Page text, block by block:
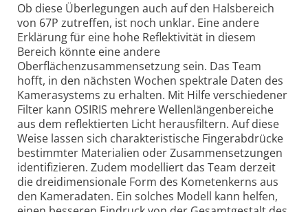
Ob diese Überlegungen auch auf den Halsbereich
von 67P zutreffen, ist noch unklar. Eine andere
Erklärung für eine hohe Reflektivität in diesem
Bereich könnte eine andere
Oberflächenzusammensetzung sein. Das Team
hofft, in den nächsten Wochen spektrale Daten des
Kamerasystems zu erhalten. Mit Hilfe verschiedener
Filter kann OSIRIS mehrere Wellenlängenbereiche
aus dem reflektierten Licht herausfiltern. Auf diese
Weise lassen sich charakteristische Fingerabdrücke
bestimmter Materialien oder Zusammensetzungen
identifizieren. Zudem modelliert das Team derzeit
die dreidimensionale Form des Kometenkerns aus
den Kameradaten. Ein solches Modell kann helfen,